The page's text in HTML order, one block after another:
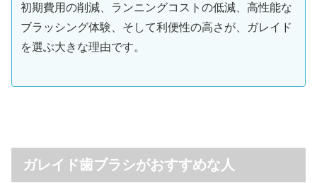
初期費用の削減、ランニングコストの低減、高性能な
ブラッシング体験、そして利便性の高さが、ガレイド
を選ぶ大きな理由です。
ガレイド歯ブラシがおすすめな人